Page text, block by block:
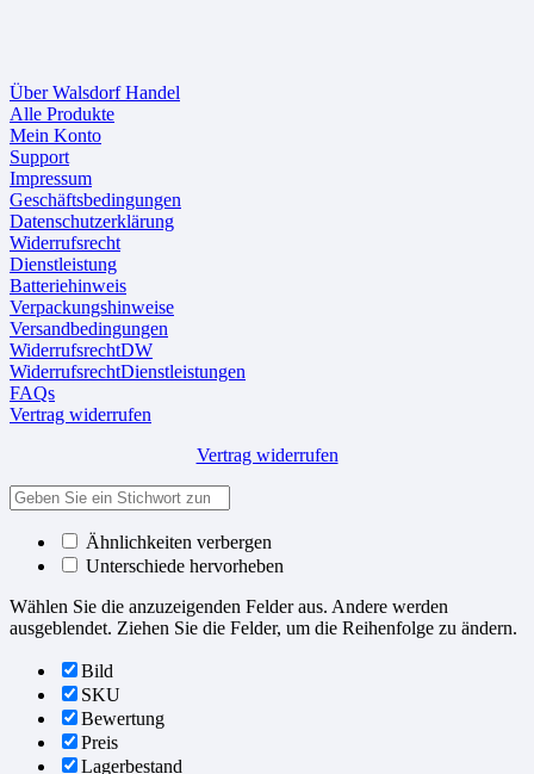
Über Walsdorf Handel
Alle Produkte
Mein Konto
Support
Impressum
Geschäftsbedingungen
Datenschutzerklärung
Widerrufsrecht
Dienstleistung
Batteriehinweis
Verpackungshinweise
Versandbedingungen
WiderrufsrechtDW
WiderrufsrechtDienstleistungen
FAQs
Vertrag widerrufen
Vertrag widerrufen
Ähnlichkeiten verbergen
Unterschiede hervorheben
Wählen Sie die anzuzeigenden Felder aus. Andere werden
ausgeblendet. Ziehen Sie die Felder, um die Reihenfolge zu ändern.
Bild
SKU
Bewertung
Preis
Lagerbestand